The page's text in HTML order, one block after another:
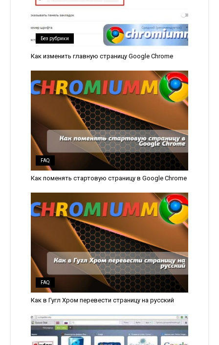
Без рубрики
Как изменить главную страницу Google Chrome
FAQ
Как поменять стартовую страницу в Google Chrome
FAQ
Как в Гугл Хром перевести страницу на русский